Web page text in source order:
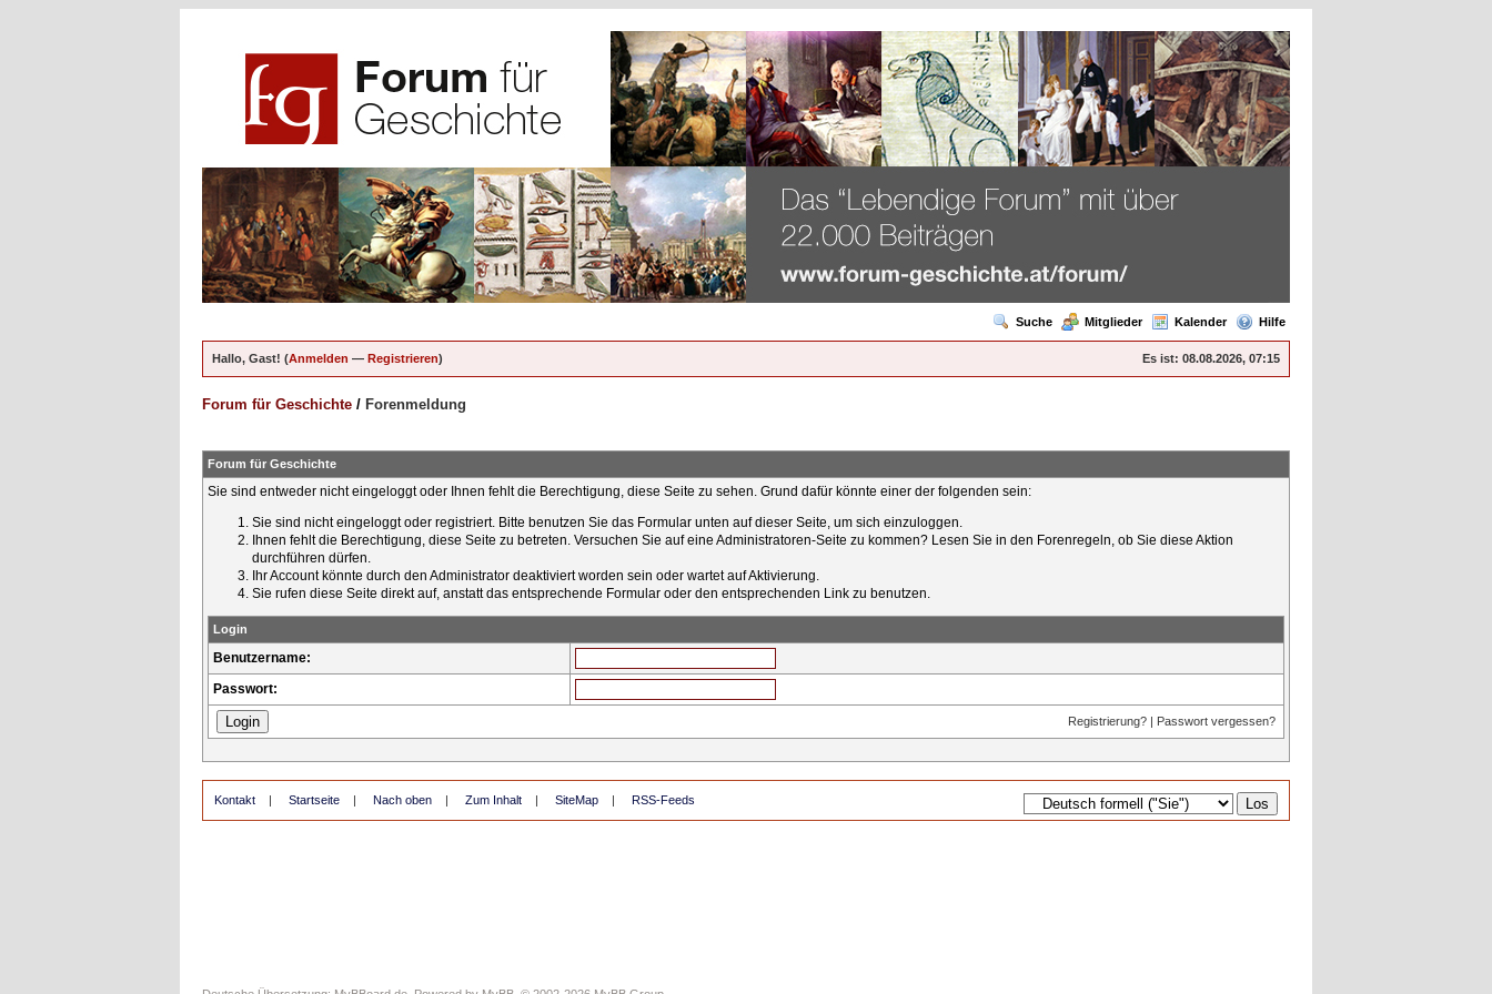
Suche Mitglieder Kalender Hilfe
Es ist: 08.08.2026, 07:15
Hallo, Gast! (Anmelden — Registrieren)
Forum für Geschichte / Forenmeldung
Forum für Geschichte
Sie sind entweder nicht eingeloggt oder Ihnen fehlt die Berechtigung, diese Seite zu sehen. Grund dafür könnte einer der folgenden sein:
Sie sind nicht eingeloggt oder registriert. Bitte benutzen Sie das Formular unten auf dieser Seite, um sich einzuloggen.
Ihnen fehlt die Berechtigung, diese Seite zu betreten. Versuchen Sie auf eine Administratoren-Seite zu kommen? Lesen Sie in den Forenregeln, ob Sie diese Aktion
durchführen dürfen.
Ihr Account könnte durch den Administrator deaktiviert worden sein oder wartet auf Aktivierung.
Sie rufen diese Seite direkt auf, anstatt das entsprechende Formular oder den entsprechenden Link zu benutzen.
Login
Benutzername:
Passwort:
Registrierung? | Passwort vergessen?
Kontakt | Startseite | Nach oben | Zum Inhalt | SiteMap | RSS-Feeds